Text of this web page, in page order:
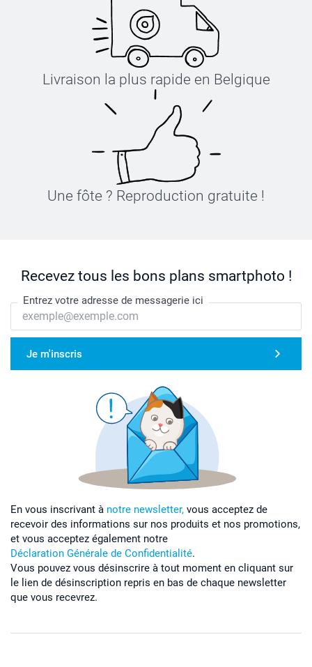
Livraison la plus rapide en Belgique
Une fôte ? Reproduction gratuite !
Recevez tous les bons plans smartphoto !
Entrez votre adresse de messagerie ici
Je m'inscris
En vous inscrivant à notre newsletter, vous acceptez de
recevoir des informations sur nos produits et nos promotions,
et vous acceptez également notre
Déclaration Générale de Confidentialité.
Vous pouvez vous désinscrire à tout moment en cliquant sur
le lien de désinscription repris en bas de chaque newsletter
que vous recevrez.